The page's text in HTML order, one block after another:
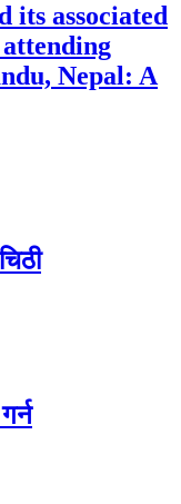
its associated
Nepal: A